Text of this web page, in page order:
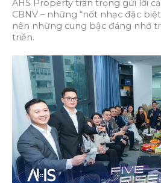
AHS Property trân trọng gửi lời
CBNV – những “nốt nhạc đặc
nên những cung bậc đáng nhớ
triển.